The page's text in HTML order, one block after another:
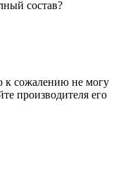
состав?
к сожалению не могу
производителя его